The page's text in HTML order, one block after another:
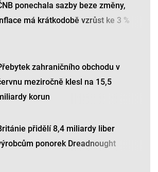
ponechala sazby beze změny,
má krátkodobě vzrůst ke 3 %
zahraničního obchodu v
meziročně klesl na 15,5
korun
přidělí 8,4 miliardy liber
ponorek Dreadnought